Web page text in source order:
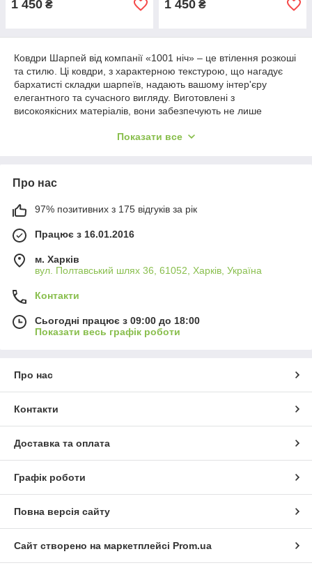
1 450 ₴ 1 450 ₴
Ковдри Шарпей від компанії «1001 ніч» – це втілення розкоші
та стилю. Ці ковдри, з характерною текстурою, що нагадує
бархатисті складки шарпеїв, надають вашому інтер'єру
елегантного та сучасного вигляду. Виготовлені з
високоякісних матеріалів, вони забезпечують не лише
Наші ковдри Шарпей мають унікальну текстуру, яка не тільки
зберігає тепло, що робить його ідеальним для створення
для додавання стилю у будь-яку пору року.
Ковдри Шарпей легко підтримувати в ідеальному стані - вони
стійкі до зношування, добре зберігають форму і текстуру
навіть після багаторазового прання. Доступні в різних
кольорах та розмірах, вони легко вписуються в будь-який
Вибирайте ковдри Шарпей від «1001 ніч», щоб забезпечити
собі та своїм близьким не лише затишок та тепло, а й
стильний акцент у вашому будинку.
Показати все
Про нас
97% позитивних з 175 відгуків за рік
Працює з 16.01.2016
м. Харків
вул. Полтавський шлях 36, 61052, Харків, Україна
Контакти
Сьогодні працює з 09:00 до 18:00
Показати весь графік роботи
Про нас
Контакти
Доставка та оплата
Графік роботи
Повна версія сайту
Сайт створено на маркетплейсі Prom.ua